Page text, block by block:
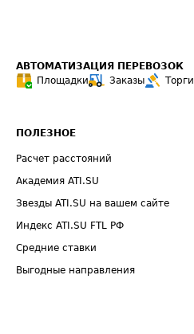
АВТОМАТИЗАЦИЯ ПЕРЕВОЗОК
Площадки
Заказы Торги
ПОЛЕЗНОЕ
Расчет расстояний
Академия ATI.SU
Звезды ATI.SU на вашем сайте
Индекс ATI.SU FTL РФ
Средние ставки
Выгодные направления